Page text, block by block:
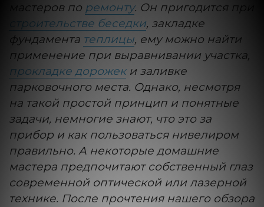
мастеров по ремонту. Он пригодится при
строительстве беседки, закладке
фундамента теплицы, ему можно найти
применение при выравнивании участка,
прокладке дорожеки заливке
парковочного места. Однако, несмотря
на такой простой принцип и понятные
задачи, немногие знают, что это за
прибор и как пользоваться нивелиром
правильно. А некоторые домашние
мастера предпочитают собственный глаз
современной оптической или лазерной
технике. После прочтения нашего обзора